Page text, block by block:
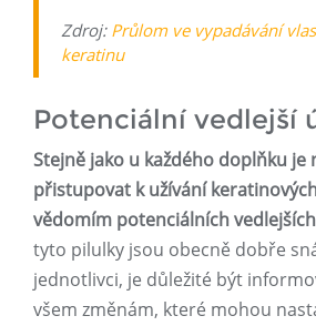
Zdroj: Průlom ve vypadávání
keratinu
Potenciální vedlejší
Stejně jako u každého doplňku je
přistupovat k užívání
vědomím potenciálních
tyto pilulky jsou obecně dobře
jednotlivci, je důležité být
všem změnám, které mohou